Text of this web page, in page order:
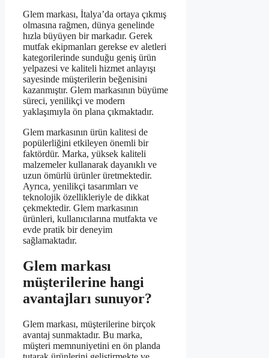
Glem markası, İtalya’da ortaya çıkmış
olmasına rağmen, dünya genelinde
hızla büyüyen bir markadır. Gerek
mutfak ekipmanları gerekse ev aletleri
kategorilerinde sunduğu geniş ürün
yelpazesi ve kaliteli hizmet anlayışı
sayesinde müşterilerin beğenisini
kazanmıştır. Glem markasının büyüme
süreci, yenilikçi ve modern
yaklaşımıyla ön plana çıkmaktadır.
Glem markasının ürün kalitesi de
popülerliğini etkileyen önemli bir
faktördür. Marka, yüksek kaliteli
malzemeler kullanarak dayanıklı ve
uzun ömürlü ürünler üretmektedir.
Ayrıca, yenilikçi tasarımları ve
teknolojik özellikleriyle de dikkat
çekmektedir. Glem markasının
ürünleri, kullanıcılarına mutfakta ve
evde pratik bir deneyim
sağlamaktadır.
Glem markası
müşterilerine hangi
avantajları sunuyor?
Glem markası, müşterilerine birçok
avantaj sunmaktadır. Bu marka,
müşteri memnuniyetini en ön planda